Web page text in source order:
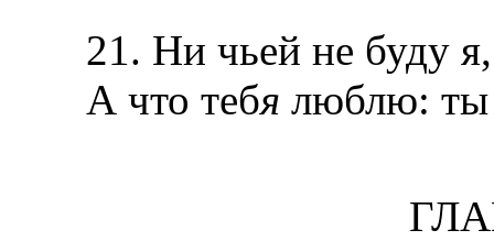
21. Ни чьей не буду
А что тебя люблю: ты